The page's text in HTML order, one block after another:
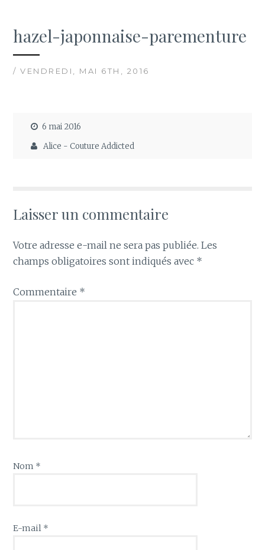
hazel-japonnaise-parementure
/ VENDREDI, MAI 6TH, 2016
6 mai 2016
Alice - Couture Addicted
Laisser un commentaire
Votre adresse e-mail ne sera pas publiée. Les
champs obligatoires sont indiqués avec *
Commentaire *
Nom *
E-mail *